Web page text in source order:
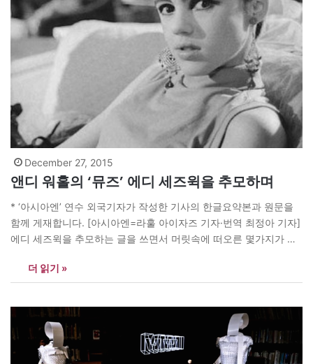
December 27, 2015
앤디 워홀의 ‘뮤즈’ 에디 세즈윅을 추모하며
* ‘아시아엔’ 연수 외국기자가 작성한 기사의 한글요약본과 원문을
함께 게재합니다. [아시아엔=라훌 아이자즈 기자·번역 최정아 기자]
에디 세즈윅을 추모하는 글을 쓰면서 머릿속에 떠오른 몇가지가 있
삶이 너무나 비극적이었다는 것이다. 그리고 에디의 아름다운 외모
뒤에 숨겨진 ‘가녀린 영혼’을 느낄 수 있었다. 에디는 1960년대…
더 읽기 »